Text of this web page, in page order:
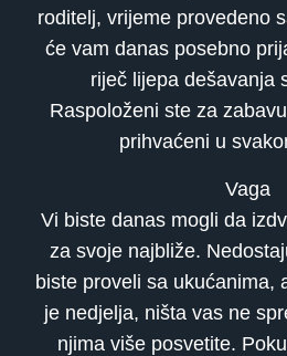
roditelj, vrijeme provedeno
će vam danas posebno
riječ lijepa dešavanja
Raspoloženi ste za
prihvaćeni u
Vaga
Vi biste danas mogli da
za svoje najbliže.
biste proveli sa ukućanima,
je nedjelja, ništa vas ne
njima više posvetite.